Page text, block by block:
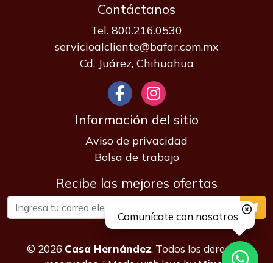
Contáctanos
Tel. 800.216.0530
servicioalcliente@bafar.com.mx
Cd. Juárez, Chihuahua
Información del sitio
Aviso de privacidad
Bolsa de trabajo
Recibe las mejores ofertas
© 2026 Casa Hernández. Todos los derechos
Comunícate con nosotros